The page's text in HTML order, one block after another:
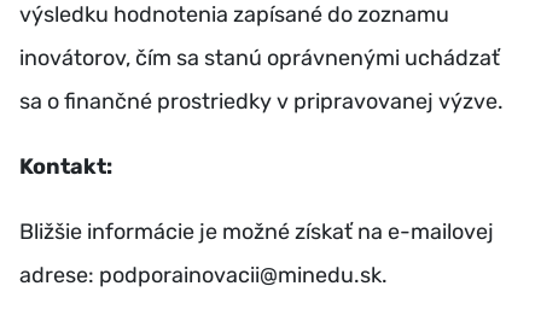
výsledku hodnotenia zapísané do zoznamu
inovátorov, čím sa stanú oprávnenými uchádzať
sa o finančné prostriedky v pripravovanej výzve.
Kontakt:
Bližšie informácie je možné získať na e-mailovej
adrese: podporainovacii@minedu.sk.